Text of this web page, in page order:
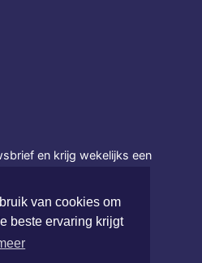
van cookies om
beste ervaring krijgt
en krijg wekelijks een